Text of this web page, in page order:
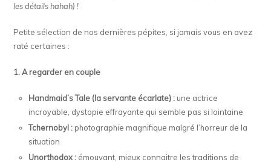
les détails hahah) !
Petite sélection de nos dernières pépites, si jamais vous en avez
raté certaines :
1. A regarder en couple
Handmaid’s Tale (la servante écarlate) : une actrice
incroyable, dystopie effrayante qui semble pas si lointaine
Tchernobyl :photographie magnifique malgré l’horreur de la
situation
Unorthodox : émouvant, mieux connaitre les traditions de